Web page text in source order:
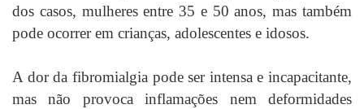
dos casos, mulheres entre 35 e 50 anos, mas também
pode ocorrer em crianças, adolescentes e idosos.
A dor da fibromialgia pode ser intensa e incapacitante,
mas não provoca inflamações nem deformidades